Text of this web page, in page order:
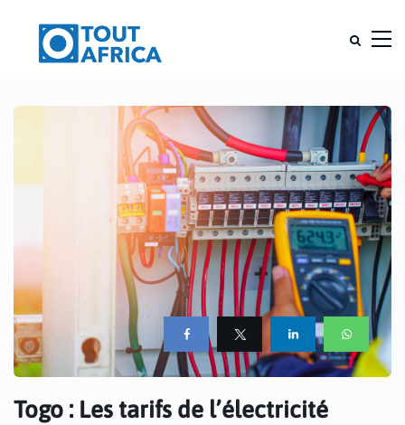
Togo : Les tarifs de l’électricité